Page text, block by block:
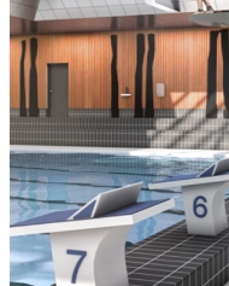
VÅR PARTIAVDELNING
VÅR POLITIK